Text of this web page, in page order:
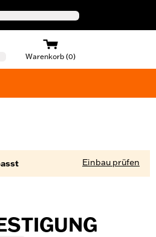
Warenkorb (0)
Einbau prüfen